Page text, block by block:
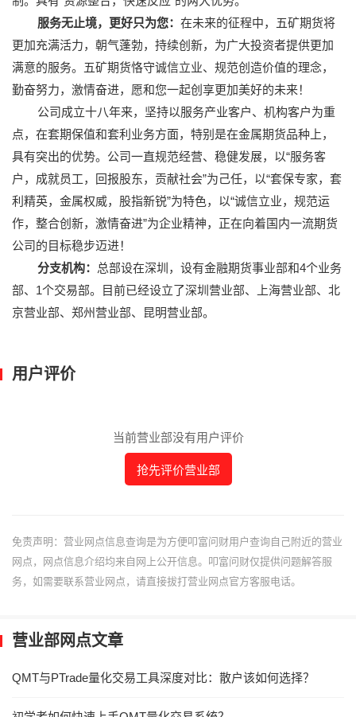
服务无止境，更好只为您： 在未来的征程中，五矿期货将
更加充满活力，朝气蓬勃，持续创新，为广大投资者提供更加
满意的服务。五矿期货恪守诚信立业、规范创造价值的理念，
勤奋努力，激情奋进，愿和您一起创享更加美好的未来！
公司成立十八年来，坚持以服务产业客户、机构客户为重
点，在套期保值和套利业务方面，特别是在金属期货品种上，
具有突出的优势。公司一直规范经营、稳健发展，以“服务客
户，成就员工，回报股东，贡献社会”为己任，以“套保专家，套
利精英，金属权威，股指新锐”为特色，以“诚信立业，规范运
作，整合创新，激情奋进”为企业精神，正在向着国内一流期货
公司的目标稳步迈进！
分支机构： 总部设在深圳，设有金融期货事业部和4个业务
部、1个交易部。目前已经设立了深圳营业部、上海营业部、北
京营业部、郑州营业部、昆明营业部。
用户评价
当前营业部没有用户评价
抢先评价营业部
免责声明：营业网点信息查询是为方便叩富问财用户查询自己附近的营业
网点，网点信息介绍均来自网上公开信息。叩富问财仅提供问题解答服
务，如需要联系营业网点，请直接拔打营业网点官方客服电话。
营业部网点文章
QMT与PTrade量化交易工具深度对比：散户该如何选择？